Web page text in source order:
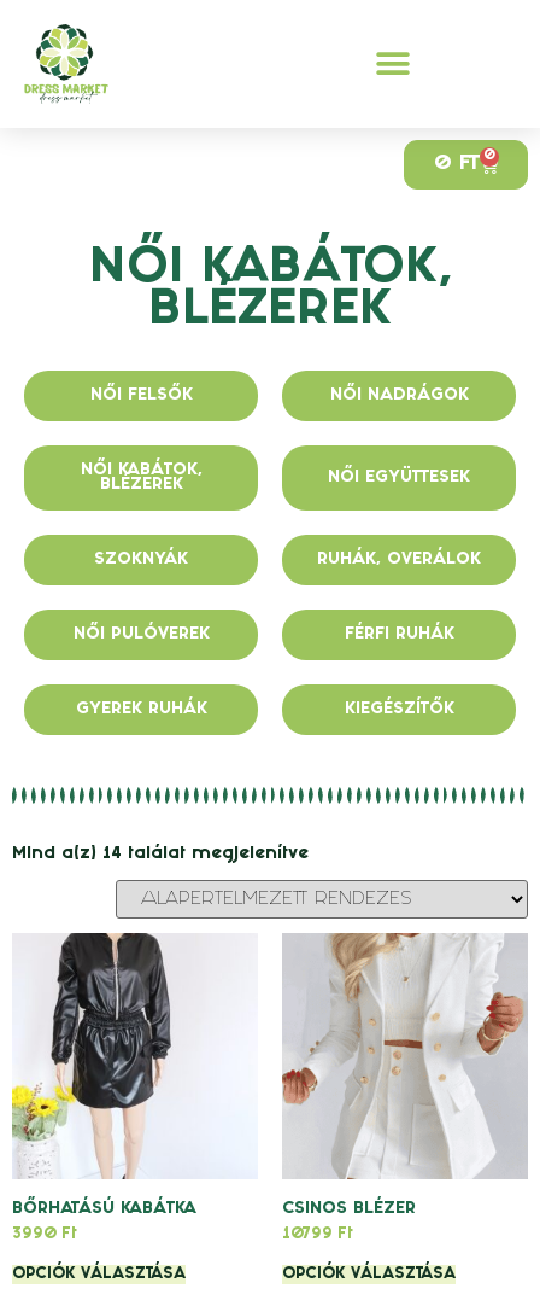
0 FT
0
NŐI KABÁTOK,
BLÉZEREK
NŐI FELSŐK NŐI NADRÁGOK
NŐI KABÁTOK,
BLÉZEREK
NŐI EGYÜTTESEK
SZOKNYÁK RUHÁK, OVERÁLOK
NŐI PULÓVEREK FÉRFI RUHÁK
GYEREK RUHÁK KIEGÉSZÍTŐK
Mind a(z) 14 találat megjelenítve
BŐRHATÁSÚ KABÁTKA
3990 Ft
OPCIÓK VÁLASZTÁSA
CSINOS BLÉZER
10799 Ft
OPCIÓK VÁLASZTÁSA